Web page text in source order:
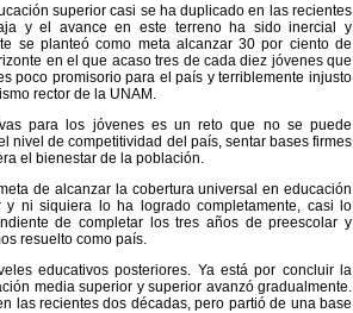
superior casi se ha duplicado en las recientes
y el avance en este terreno ha sido inercial y
se planteó como meta alcanzar 30 por ciento de
en el que acaso tres de cada diez jóvenes que
poco promisorio para el país y terriblemente injusto
rector de la UNAM.
para los jóvenes es un reto que no se puede
nivel de competitividad del país, sentar bases firmes
el bienestar de la población.
de alcanzar la cobertura universal en educación
ni siquiera lo ha logrado completamente, casi lo
de completar los tres años de preescolar y
resuelto como país.
educativos posteriores. Ya está por concluir la
media superior y superior avanzó gradualmente.
las recientes dos décadas, pero partió de una base